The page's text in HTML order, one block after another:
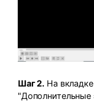
Шаг 2. На
"Дополнительные